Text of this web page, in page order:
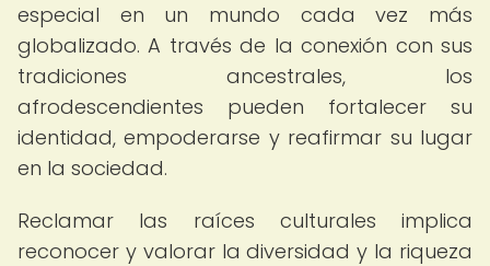
especial en un mundo cada vez más
globalizado. A través de la conexión con sus
tradiciones ancestrales, los
afrodescendientes pueden fortalecer su
identidad, empoderarse y reafirmar su lugar
en la sociedad.
Reclamar las raíces culturales implica
reconocer y valorar la diversidad y la riqueza